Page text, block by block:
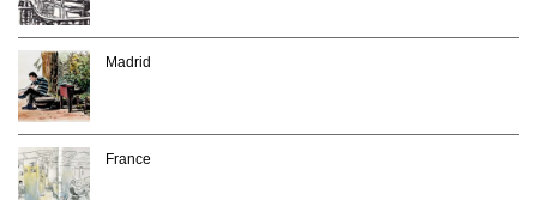
Madrid
France